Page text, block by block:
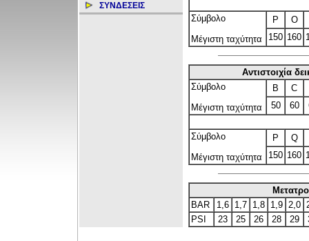
ΣΥΝΔΕΣΕΙΣ
Σύμβολο
Μέγιστη ταχύτητα
P
O
150 160
Αντιστοιχία
Σύμβολο
Μέγιστη ταχύτητα
B
C
50
60
Σύμβολο
Μέγιστη ταχύτητα
P
Q
150 160
BAR
1,6 1,7 1,8 1,9 2,0
PSI
23 25 26 28 29